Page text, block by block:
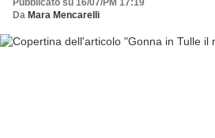
Pubblicato su 16/07/PM 17:19
Da Mara Mencarelli